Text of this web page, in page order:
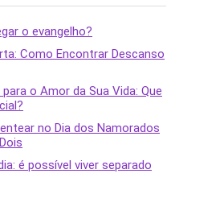
o evangelho?
Como Encontrar Descanso
o Amor da Sua Vida: Que
no Dia dos Namorados
é possível viver separado